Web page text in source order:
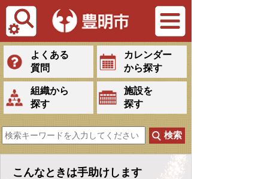
Tiếng Việt
よくある
質問
カレンダー
から探す
組織から
探す
施設を
探す
こんなときは手助けします